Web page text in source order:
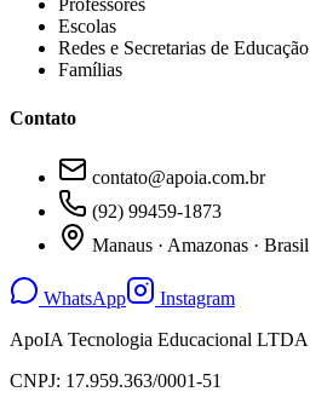
Professores
Escolas
Redes e Secretarias de Educação
Famílias
Contato
contato@apoia.com.br
(92) 99459-1873
Manaus · Amazonas · Brasil
WhatsApp
Instagram
ApoIA Tecnologia Educacional LTDA
CNPJ: 17.959.363/0001-51